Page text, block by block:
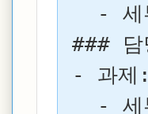
### 담
- 과